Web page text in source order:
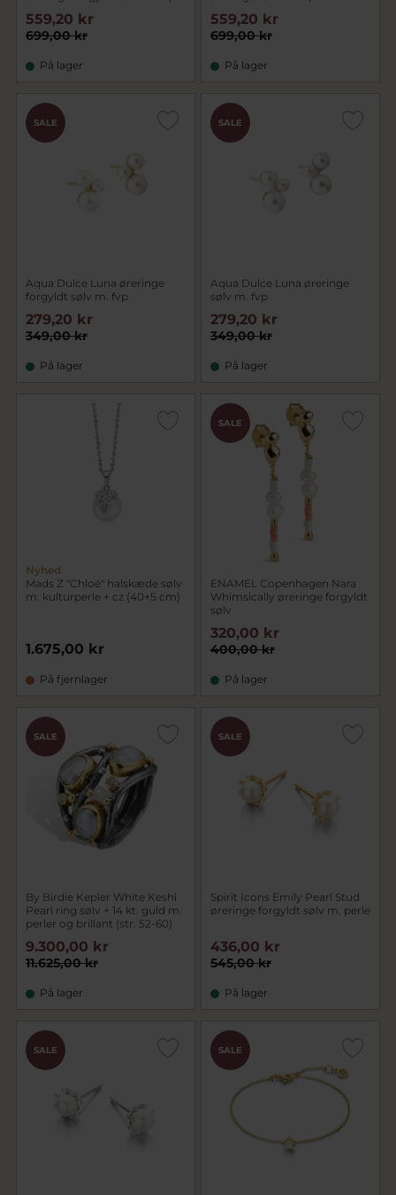
699,00 kr
559,20 kr
På lager
699,00 kr
559,20 kr
På lager
SALE
Aqua Dulce Luna øreringe
forgyldt sølv m. fvp
349,00 kr
279,20 kr
På lager
SALE
Aqua Dulce Luna øreringe
sølv m. fvp
349,00 kr
279,20 kr
På lager
Nyhed
Mads Z "Chloé" halskæde sølv
m. kulturperle + cz (40+5 cm)
1.675,00 kr
På fjernlager
SALE
ENAMEL Copenhagen Nara
Whimsically øreringe forgyldt
sølv
400,00 kr
320,00 kr
På lager
SALE
By Birdie Kepler White Keshi
Pearl ring sølv + 14 kt. guld m.
perler og brillant (str. 52-60)
11.625,00 kr
9.300,00 kr
På lager
SALE
Spirit Icons Emily Pearl Stud
øreringe forgyldt sølv m. perle
545,00 kr
436,00 kr
På lager
SALE SALE